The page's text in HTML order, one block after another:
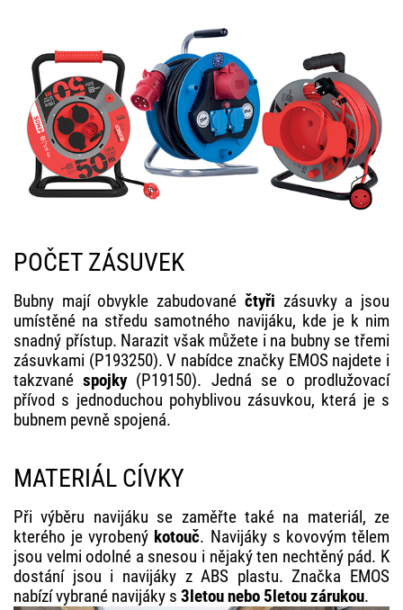
POČET ZÁSUVEK
Bubny mají obvykle zabudované čtyři zásuvky a jsou
umístěné na středu samotného navijáku, kde je k nim
snadný přístup. Narazit však můžete i na bubny se třemi
zásuvkami (P193250). V nabídce značky EMOS najdete i
takzvanéspojky(P19150). Jedná se o prodlužovací
přívod s jednoduchou pohyblivou zásuvkou, která je s
bubnem pevně spojená.
MATERIÁL CÍVKY
Při výběru navijáku se zaměřte také na materiál, ze
kterého je vyrobený kotouč. Navijáky s kovovým tělem
jsou velmi odolné a snesou i nějaký ten nechtěný pád. K
dostání jsou i navijáky z ABS plastu. Značka EMOS
nabízí vybrané navijáky s 3letou nebo 5letou zárukou.